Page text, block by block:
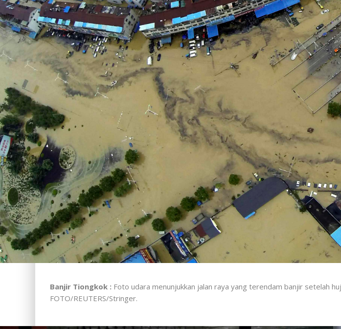
Banjir Tiongkok : Foto udara menunjukkan jalan raya yang terendam banjir setelah
FOTO/REUTERS/Stringer.